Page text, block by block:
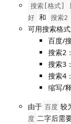
搜索[格式] [
好 和 搜索2
可用搜索格
百度/
搜索2
搜索3
搜索4
缩写/
由于 百度 较
度 二字后需